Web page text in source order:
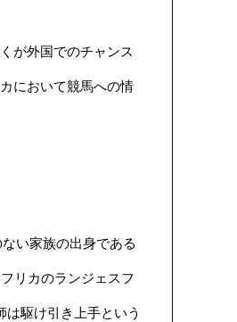
が外国でのチャンス
において競馬への情
い家族の出身である
リカのランジェスフ
駆け引き上手という